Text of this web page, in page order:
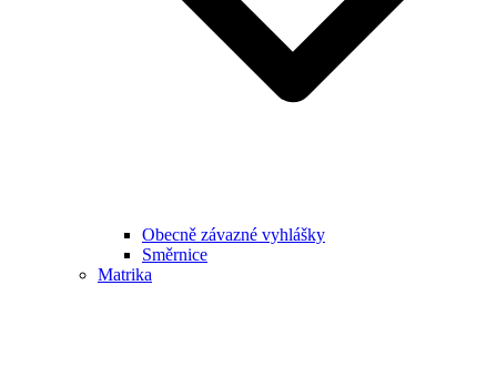
Obecně závazné vyhlášky
Směrnice
Matrika